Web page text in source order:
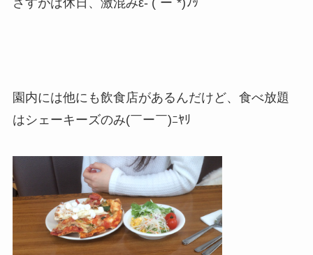
さすがは休日、激混みε- (´ー`*)ﾌｯ
園内には他にも飲食店があるんだけど、食べ放題
はシェーキーズのみ(￣ー￣)ﾆﾔﾘ